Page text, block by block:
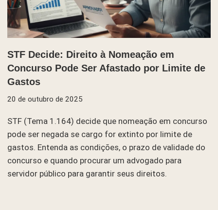
STF Decide: Direito à Nomeação em
Concurso Pode Ser Afastado por Limite de
Gastos
20 de outubro de 2025
STF (Tema 1.164) decide que nomeação em concurso
pode ser negada se cargo for extinto por limite de
gastos. Entenda as condições, o prazo de validade do
concurso e quando procurar um advogado para
servidor público para garantir seus direitos.